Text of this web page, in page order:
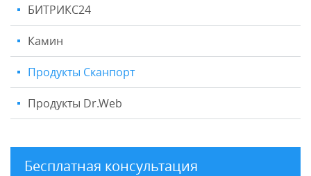
БИТРИКС24
Камин
Продукты Сканпорт
Продукты Dr.Web
Бесплатная консультация